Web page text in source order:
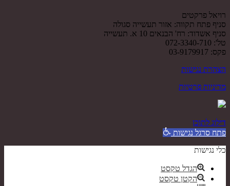
רויאל פרקטים
סניף פתח תקווה: אזור תעשייה סגולה
סניף אשדוד: רח' הבנאים 10 א. תעשייה
טל': 072-3340-710
פקס: 03-9179917
הצהרת נגישות
מדיניות פרטיות
דילוג לתוכן
פתח סרגל נגישות
כלי נגישות
הגדל טקסט
הקטן טקסט